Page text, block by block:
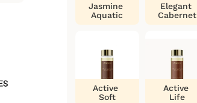
Jasmine
Aquatic
Elegant
Cabernet
Active
Soft
Active
Life